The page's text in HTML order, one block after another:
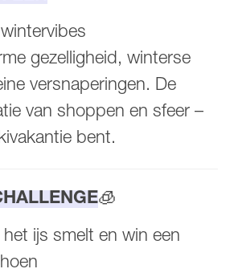
gezelligheid, winterse
versnaperingen. De
van shoppen en sfeer –
bent.
🧊
ijs smelt en win een